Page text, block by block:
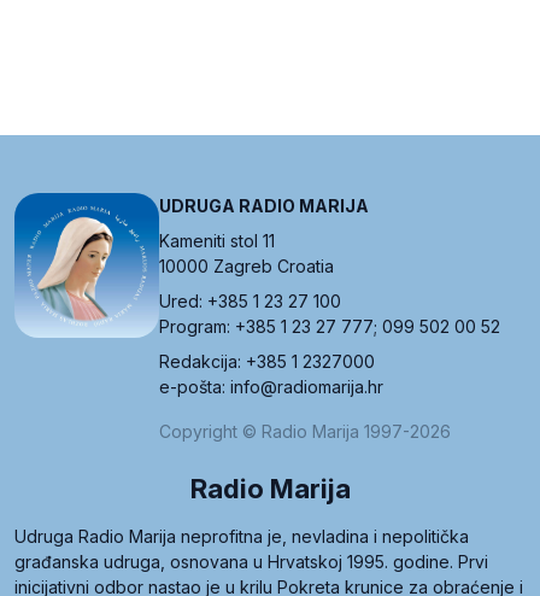
UDRUGA RADIO MARIJA
Kameniti stol 11
10000 Zagreb Croatia
Ured: +385 1 23 27 100
Program: +385 1 23 27 777; 099 502 00 52
Redakcija: +385 1 2327000
e-pošta: info@radiomarija.hr
Copyright © Radio Marija 1997-2026
Radio Marija
Udruga Radio Marija neprofitna je, nevladina i nepolitička
građanska udruga, osnovana u Hrvatskoj 1995. godine. Prvi
inicijativni odbor nastao je u krilu Pokreta krunice za obraćenje i